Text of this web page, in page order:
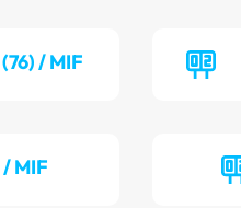
/ MIF
MIF